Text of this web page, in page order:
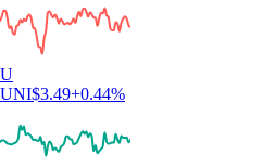
U
UNI$3.49+0.44%